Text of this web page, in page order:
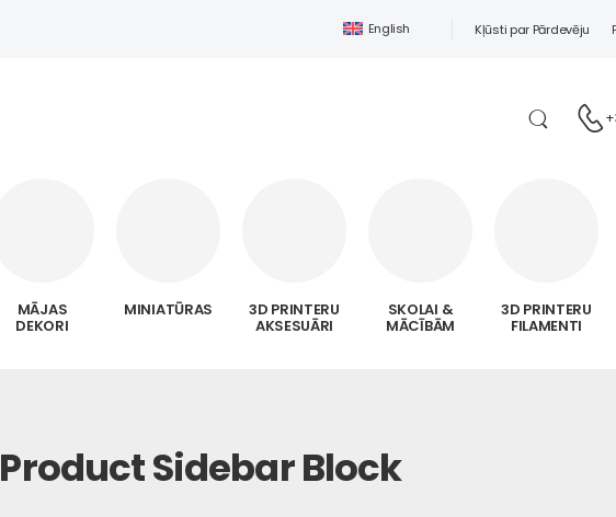
English Kļūsti par Pārdevēju
MĀJAS
DEKORI
MINIATŪRAS 3D PRINTERU
AKSESUĀRI
SKOLAI &
MĀCĪBĀM
3D PRINTERU
FILAMENTI
Product Sidebar Block